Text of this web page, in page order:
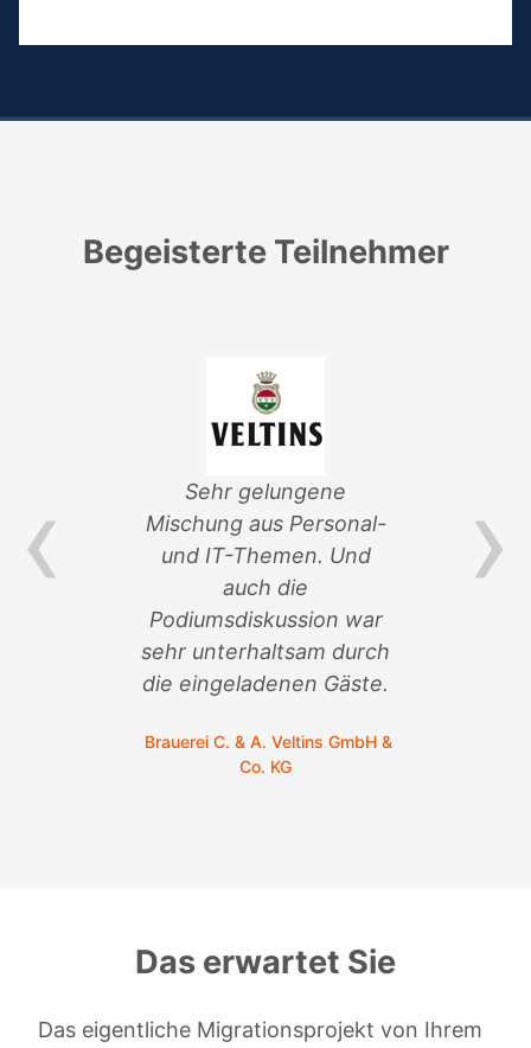
Begeisterte Teilnehmer
‹
Sehr gelungene
Mischung aus Personal-
und IT-Themen. Und
auch die
Podiumsdiskussion war
sehr unterhaltsam durch
die eingeladenen Gäste.
Brauerei C. & A. Veltins GmbH &
Co. KG
an
›
Das erwartet Sie
Das eigentliche Migrationsprojekt von Ihrem